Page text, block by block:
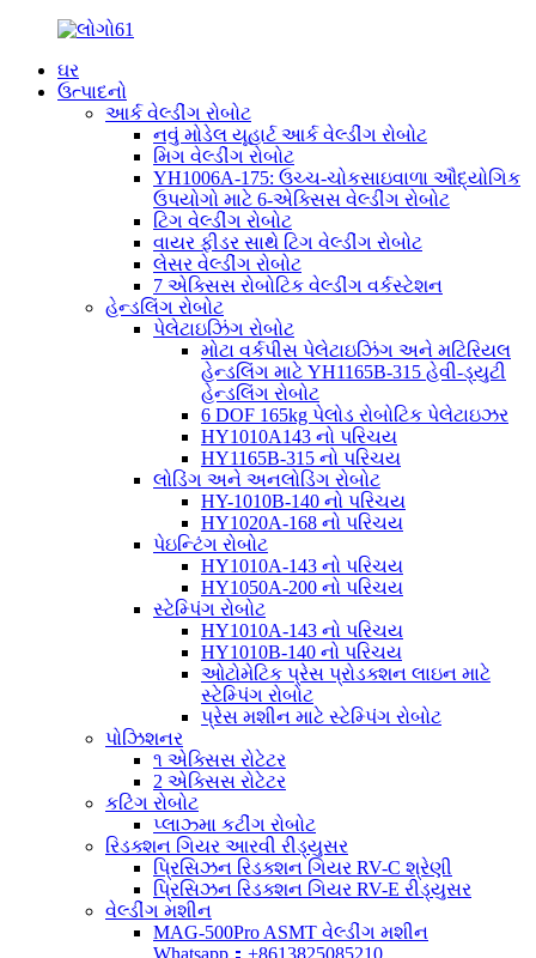
ઘર
ઉત્પાદનો
આર્ક વેલ્ડીંગ રોબોટ
નવું મોડેલ યૂહાર્ટ આર્ક વેલ્ડીંગ રોબોટ
મિગ વેલ્ડીંગ રોબોટ
YH1006A-175: ઉચ્ચ-ચોકસાઇવાળા ઔદ્યોગિક
ઉપયોગો માટે 6-એક્સિસ વેલ્ડીંગ રોબોટ
ટિગ વેલ્ડીંગ રોબોટ
વાયર ફીડર સાથે ટિગ વેલ્ડીંગ રોબોટ
લેસર વેલ્ડીંગ રોબોટ
7 એક્સિસ રોબોટિક વેલ્ડીંગ વર્કસ્ટેશન
હેન્ડલિંગ રોબોટ
પેલેટાઇઝિંગ રોબોટ
મોટા વર્કપીસ પેલેટાઇઝિંગ અને મટિરિયલ
હેન્ડલિંગ માટે YH1165B-315 હેવી-ડ્યુટી
હેન્ડલિંગ રોબોટ
6 DOF 165kg પેલોડ રોબોટિક પેલેટાઇઝર
HY1010A143 નો પરિચય
HY1165B-315 નો પરિચય
લોડિંગ અને અનલોડિંગ રોબોટ
HY-1010B-140 નો પરિચય
HY1020A-168 નો પરિચય
પેઇન્ટિંગ રોબોટ
HY1010A-143 નો પરિચય
HY1050A-200 નો પરિચય
સ્ટેમ્પિંગ રોબોટ
HY1010A-143 નો પરિચય
HY1010B-140 નો પરિચય
ઓટોમેટિક પ્રેસ પ્રોડક્શન લાઇન માટે
સ્ટેમ્પિંગ રોબોટ
પ્રેસ મશીન માટે સ્ટેમ્પિંગ રોબોટ
પોઝિશનર
૧ એક્સિસ રોટેટર
2 એક્સિસ રોટેટર
કટિંગ રોબોટ
પ્લાઝ્મા કટીંગ રોબોટ
રિડક્શન ગિયર આરવી રીડ્યુસર
પ્રિસિઝન રિડક્શન ગિયર RV-C શ્રેણી
પ્રિસિઝન રિડક્શન ગિયર RV-E રીડ્યુસર
વેલ્ડીંગ મશીન
MAG-500Pro ASMT વેલ્ડીંગ મશીન
Whatsapp：+8613825085210